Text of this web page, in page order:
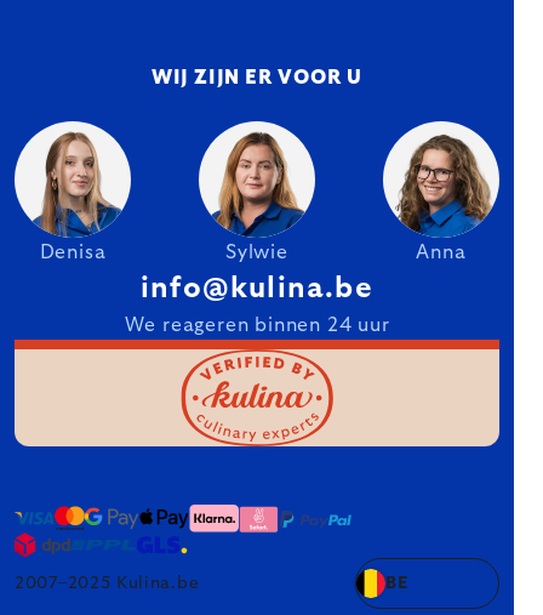
WIJ ZIJN ER VOOR U
Denisa Sylwie Anna
info@kulina.be
We reageren binnen 24 uur
2007–2025 Kulina.be BE